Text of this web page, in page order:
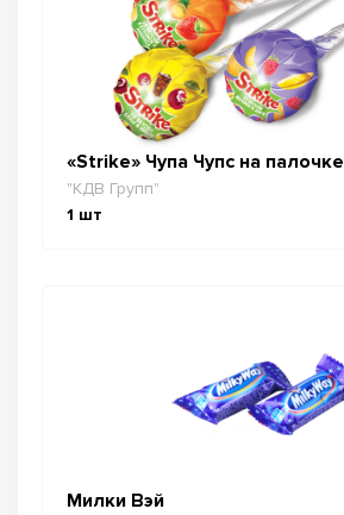
«Strike» Чупа Чупс на палочке
"КДВ Групп"
1 шт
Милки Вэй